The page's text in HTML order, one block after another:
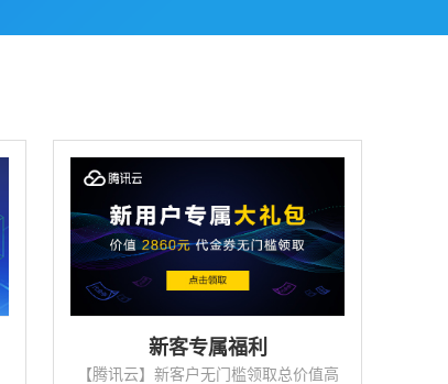
机房温湿度监测系统
实现机（厂）房内环境温度、重点设...
水质监测系统
通过对现场水温、PH值、化学需氧...
智能大棚监测系统
全天候24小时对智能温室内各项数...
新客专属福利
【腾讯云】新客户无门槛领取总价值高